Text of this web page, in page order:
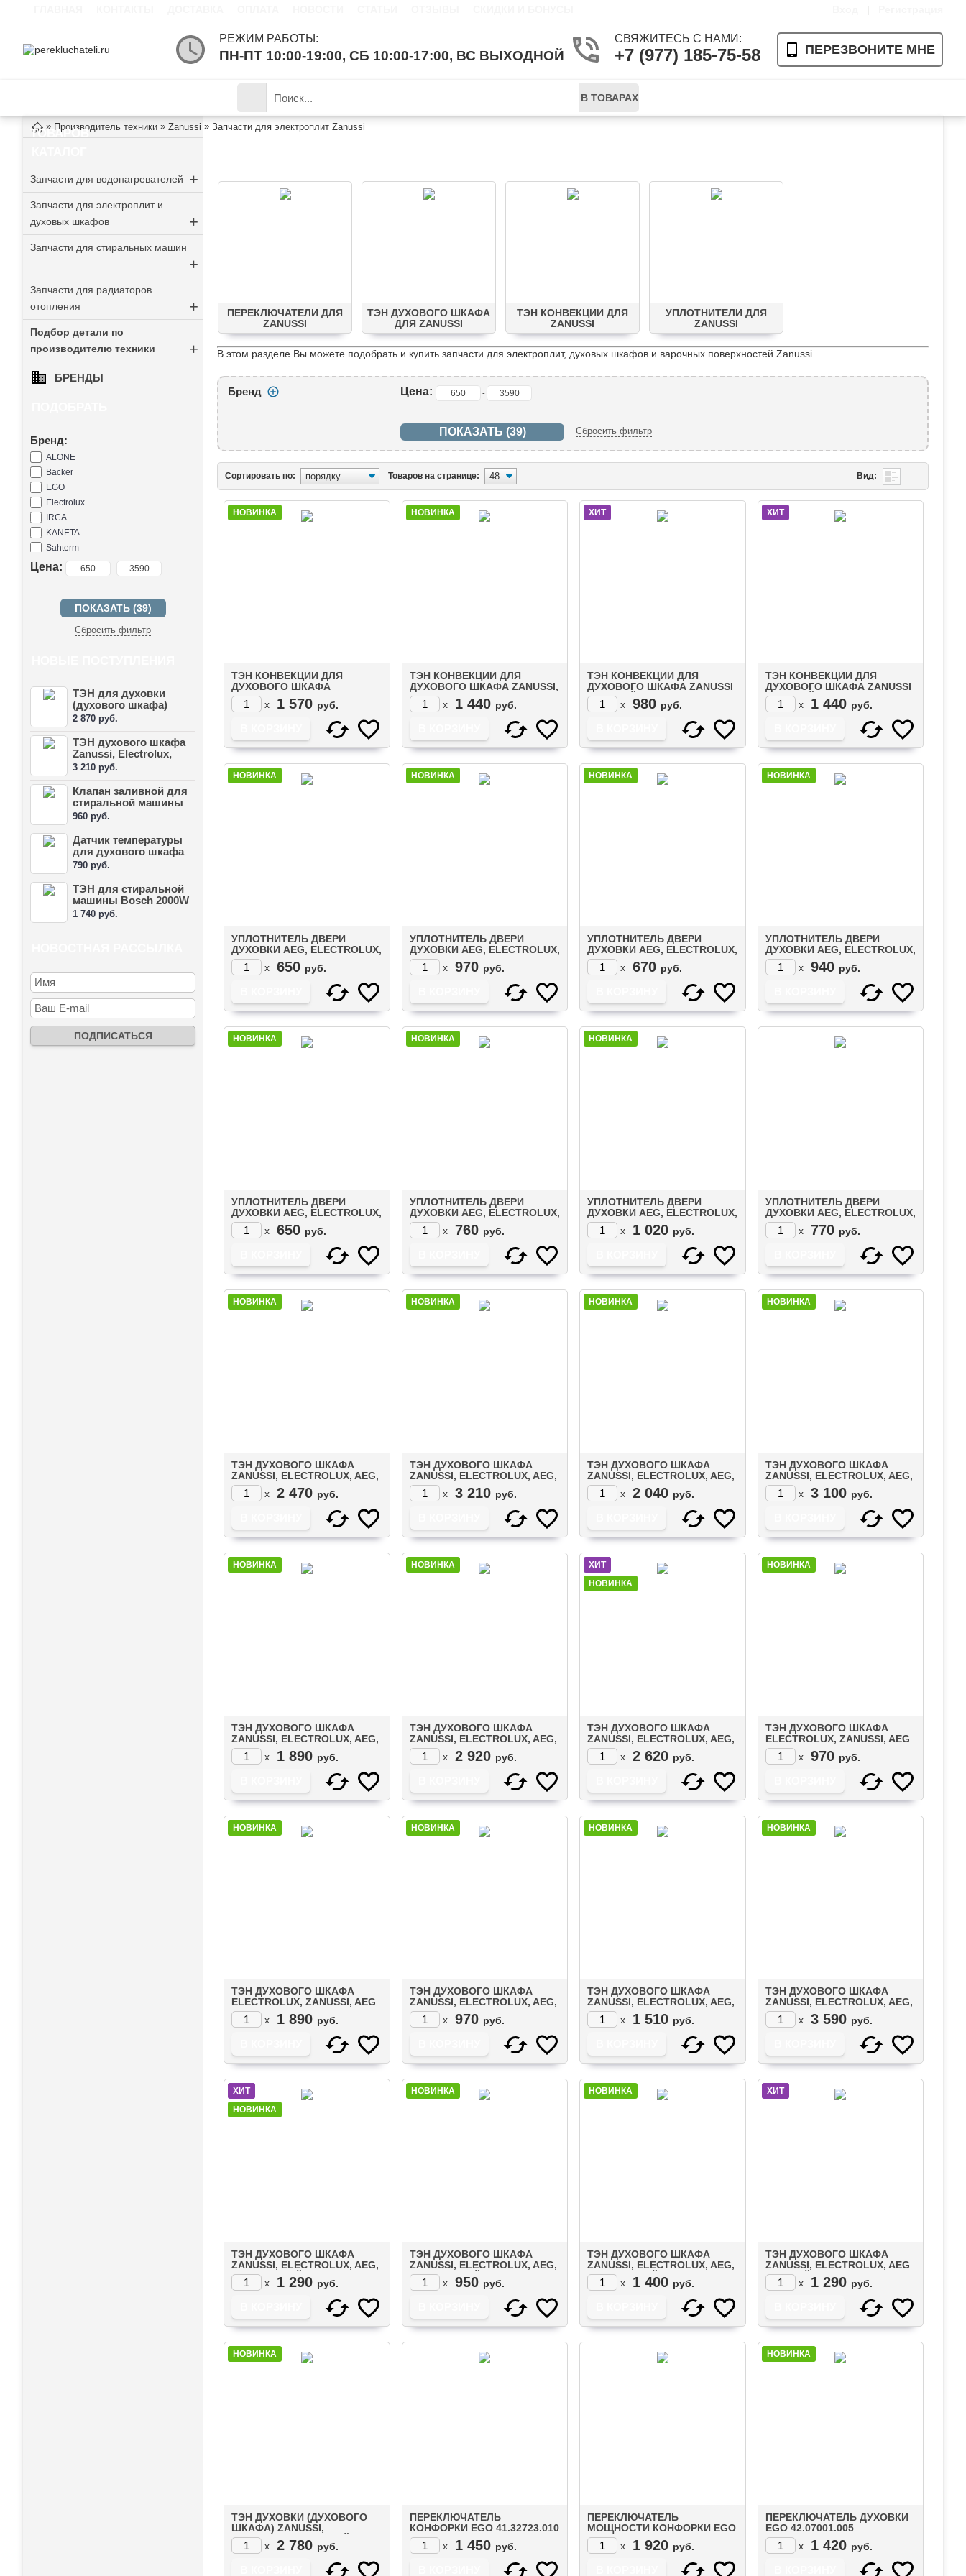
|
РЕЖИМ РАБОТЫ:
ПН-ПТ 10:00-19:00, СБ 10:00-17:00, ВС ВЫХОДНОЙ
СВЯЖИТЕСЬ С НАМИ:
+7 (977) 185-75-58 ПЕРЕЗВОНИТЕ МНЕ
ТОВАРОВ
В ТОВАРАХ
» Производитель техники » Zanussi » Запчасти для электроплит Zanussi
Запчасти для водонагревателей +
Запчасти для электроплит и
духовых шкафов
+
Запчасти для стиральных машин
+
Запчасти для радиаторов
отопления
+
Подбор детали по
производителю техники
+
БРЕНДЫ
Бренд:
ALONE
Backer
EGO
Electrolux
IRCA
KANETA
Sahterm
SANAL
Цена: -
Сбросить фильтр
ТЭН для духовки
(духового шкафа)
Whirlpool нижн...
2 870 руб.
ТЭН духового шкафа
Zanussi, Electrolux,
AEG, IK...
3 210 руб.
Клапан заливной для
стиральной машины
1Wx90 (31...
960 руб.
Датчик температуры
для духового шкафа
(17171100...
790 руб.
ТЭН для стиральной
машины Bosch 2000W
(263726)
1 740 руб.
ПЕРЕКЛЮЧАТЕЛИ ДЛЯ
ZANUSSI
ТЭН ДУХОВОГО ШКАФА
ДЛЯ ZANUSSI
ТЭН КОНВЕКЦИИ ДЛЯ
ZANUSSI
УПЛОТНИТЕЛИ ДЛЯ
ZANUSSI
В этом разделе Вы можете подобрать и купить запчасти для электроплит, духовых шкафов и варочных поверхностей Zanussi
Бренд Цена: -
Сбросить фильтр
Сортировать по: Товаров на странице: Вид:
НОВИНКА
ТЭН КОНВЕКЦИИ ДЛЯ
ДУХОВОГО ШКАФА
ELECTROLUX, ZANUSSI
2000W (3570425052)
x 1 570 руб.
НОВИНКА
ТЭН КОНВЕКЦИИ ДЛЯ
ДУХОВОГО ШКАФА ZANUSSI,
AEG, ELECTROLUX 2000W
x 1 440 руб.
ХИТ
ТЭН КОНВЕКЦИИ ДЛЯ
ДУХОВОГО ШКАФА ZANUSSI
КРУГЛЫЙ 2170W (203306)
x 980 руб.
ХИТ
ТЭН КОНВЕКЦИИ ДЛЯ
ДУХОВОГО ШКАФА ZANUSSI
КРУГЛЫЙ 2170W (COK111ZN)
x 1 440 руб.
НОВИНКА
УПЛОТНИТЕЛЬ ДВЕРИ
ДУХОВКИ AEG, ELECTROLUX,
ZANUSSI (3871945105)
x 650 руб.
НОВИНКА
УПЛОТНИТЕЛЬ ДВЕРИ
ДУХОВКИ AEG, ELECTROLUX,
ZANUSSI (3565144015)
x 970 руб.
НОВИНКА
УПЛОТНИТЕЛЬ ДВЕРИ
ДУХОВКИ AEG, ELECTROLUX,
ZANUSSI (8996619143176)
x 670 руб.
НОВИНКА
УПЛОТНИТЕЛЬ ДВЕРИ
ДУХОВКИ AEG, ELECTROLUX,
ZANUSSI (8090014021)
x 940 руб.
НОВИНКА
УПЛОТНИТЕЛЬ ДВЕРИ
ДУХОВКИ AEG, ELECTROLUX,
ZANUSSI (8996619260491)
x 650 руб.
НОВИНКА
УПЛОТНИТЕЛЬ ДВЕРИ
ДУХОВКИ AEG, ELECTROLUX,
ZANUSSI (3577252020)
x 760 руб.
НОВИНКА
УПЛОТНИТЕЛЬ ДВЕРИ
ДУХОВКИ AEG, ELECTROLUX,
ZANUSSI (3577343019)
x 1 020 руб.
УПЛОТНИТЕЛЬ ДВЕРИ
ДУХОВКИ AEG, ELECTROLUX,
ZANUSSI (4055352589)
x 770 руб.
НОВИНКА
ТЭН ДУХОВОГО ШКАФА
ZANUSSI, ELECTROLUX, AEG,
IKEA ВЕРХНИЙ (1750W+800W)
С ГРИЛЕМ (3570355010)
x 2 470 руб.
НОВИНКА
ТЭН ДУХОВОГО ШКАФА
ZANUSSI, ELECTROLUX, AEG,
IKEA ВЕРХНИЙ
(1000W+2100W) С ГРИЛЕМ
x 3 210 руб.
НОВИНКА
ТЭН ДУХОВОГО ШКАФА
ZANUSSI, ELECTROLUX, AEG,
IKEA ВЕРХНИЙ
(1000W+1700W) С ГРИЛЕМ
x 2 040 руб.
НОВИНКА
ТЭН ДУХОВОГО ШКАФА
ZANUSSI, ELECTROLUX, AEG,
IKEA ВЕРХНИЙ
(1000W+1700W) С ГРИЛЕМ
x 3 100 руб.
НОВИНКА
ТЭН ДУХОВОГО ШКАФА
ZANUSSI, ELECTROLUX, AEG,
IKEA ВЕРХНИЙ
(1000W+1700W) С ГРИЛЕМ
x 1 890 руб.
НОВИНКА
ТЭН ДУХОВОГО ШКАФА
ZANUSSI, ELECTROLUX, AEG,
IKEA ВЕРХНИЙ
(1000W+1700W) С ГРИЛЕМ
x 2 920 руб.
ХИТ
НОВИНКА
ТЭН ДУХОВОГО ШКАФА
ZANUSSI, ELECTROLUX, AEG,
IKEA ВЕРХНИЙ (800W+1650W)
С ГРИЛЕМ (COK102ZN)
x 2 620 руб.
НОВИНКА
ТЭН ДУХОВОГО ШКАФА
ELECTROLUX, ZANUSSI, AEG
НИЖНИЙ 1200W (203120)
x 970 руб.
НОВИНКА
ТЭН ДУХОВОГО ШКАФА
ELECTROLUX, ZANUSSI, AEG
НИЖНИЙ 1200W (3570076038)
x 1 890 руб.
НОВИНКА
ТЭН ДУХОВОГО ШКАФА
ZANUSSI, ELECTROLUX, AEG,
IKEA НИЖНИЙ 1000W
(203336)
x 970 руб.
НОВИНКА
ТЭН ДУХОВОГО ШКАФА
ZANUSSI, ELECTROLUX, AEG,
IKEA НИЖНИЙ 1000W
(8072470027)
x 1 510 руб.
НОВИНКА
ТЭН ДУХОВОГО ШКАФА
ZANUSSI, ELECTROLUX, AEG,
IKEA ВЕРХНИЙ 1900W
(5550294010)
x 3 590 руб.
ХИТ
НОВИНКА
ТЭН ДУХОВОГО ШКАФА
ZANUSSI, ELECTROLUX, AEG,
IKEA НИЖНИЙ 1050W
(3570413017)
x 1 290 руб.
НОВИНКА
ТЭН ДУХОВОГО ШКАФА
ZANUSSI, ELECTROLUX, AEG,
IKEA НИЖНИЙ 1000W
(3570751010)
x 950 руб.
НОВИНКА
ТЭН ДУХОВОГО ШКАФА
ZANUSSI, ELECTROLUX, AEG,
IKEA НИЖНИЙ 1000W
(3570635015)
x 1 400 руб.
ХИТ
ТЭН ДУХОВОГО ШКАФА
ZANUSSI, ELECTROLUX, AEG
НИЖНИЙ 1000W (3192083016)
x 1 290 руб.
НОВИНКА
ТЭН ДУХОВКИ (ДУХОВОГО
ШКАФА) ZANUSSI,
ELECTROLUX ВЕРХНИЙ
(1000W+1900W) С ГРИЛЕМ
x 2 780 руб.
ПЕРЕКЛЮЧАТЕЛЬ
КОНФОРКИ EGO 41.32723.010
x
1 450 руб.
ПЕРЕКЛЮЧАТЕЛЬ
МОЩНОСТИ КОНФОРКИ EGO
41.32723.030
x 1 920 руб.
НОВИНКА
ПЕРЕКЛЮЧАТЕЛЬ ДУХОВКИ
EGO 42.07001.005
x
1 420 руб.